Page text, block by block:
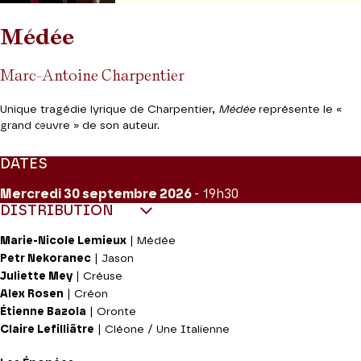
Médée
Marc-Antoine Charpentier
Unique tragédie lyrique de Charpentier, Médéereprésente le «
grand œuvre » de son auteur.
DATES
Mercredi 30septembre 2026 - 19h30
DISTRIBUTION
Marie-Nicole Lemieux | Médée
Petr Nekoranec | Jason
Juliette Mey | Créuse
Alex Rosen | Créon
Étienne Bazola | Oronte
Claire Lefilliâtre | Cléone / Une Italienne